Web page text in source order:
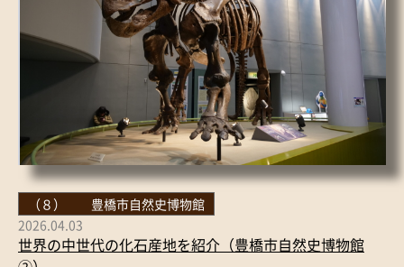
（８） 豊橋市自然史博物館
2026.04.03
世界の中世代の化石産地を紹介（豊橋市自然史博物館